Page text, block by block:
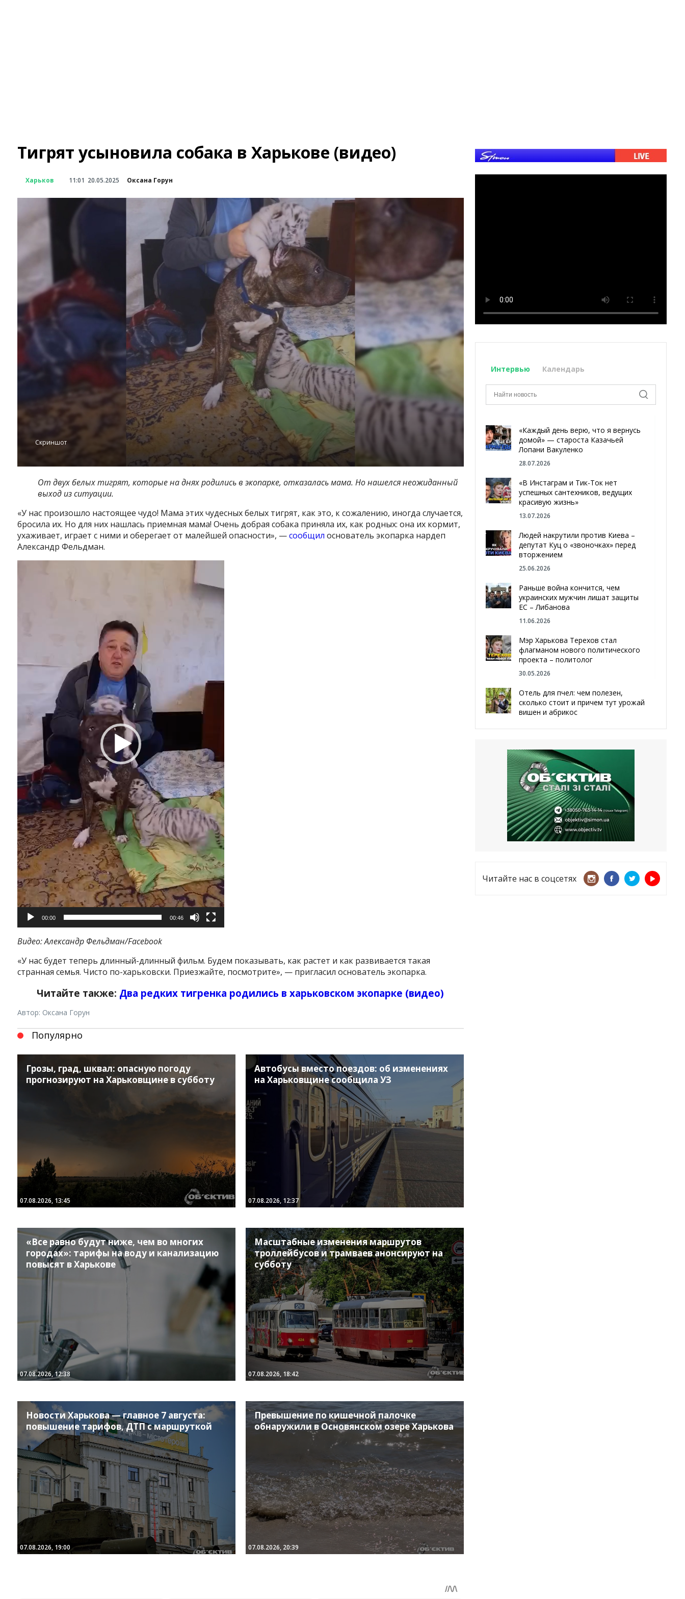
Тигрят усыновила собака в Харькове (видео)
Харьков 11:01 20.05.2025 Оксана Горун
Скриншот
От двух белых тигрят, которые на днях родились в экопарке, отказалась мама. Но нашелся неожиданный
выход из ситуации.
«У нас произошло настоящее чудо! Мама этих чудесных белых тигрят, как это, к сожалению, иногда случается,
бросила их. Но для них нашлась приемная мама! Очень добрая собака приняла их, как родных: она их кормит,
ухаживает, играет с ними и оберегает от малейшей опасности», —сообщил основатель экопарка нардеп
Александр Фельдман.
00:00 00:46
Видео: Александр Фельдман/Faсebook
«У нас будет теперь длинный-длинный фильм. Будем показывать, как растет и как развивается такая
странная семья. Чисто по-харьковски. Приезжайте, посмотрите», — пригласил основатель экопарка.
Читайте также: Два редких тигренка родились в харьковском экопарке (видео)
Автор: Оксана Горун
Популярно
Грозы, град, шквал: опасную погоду
прогнозируют на Харьковщине в субботу
07.08.2026, 13:45
Автобусы вместо поездов: об изменениях
на Харьковщине сообщила УЗ
07.08.2026, 12:37
«Все равно будут ниже, чем во многих
городах»: тарифы на воду и канализацию
повысят в Харькове
07.08.2026, 12:38
Масштабные изменения маршрутов
троллейбусов и трамваев анонсируют на
субботу
07.08.2026, 18:42
Новости Харькова — главное 7 августа:
повышение тарифов, ДТП с маршруткой
07.08.2026, 19:00
Превышение по кишечной палочке
обнаружили в Основянском озере Харькова
07.08.2026, 20:39
Интервью Календарь
«Каждый день верю, что я вернусь
домой» — староста Казачьей
Лопани Вакуленко
28.07.2026
«В Инстаграм и Тик-Ток нет
успешных сантехников, ведущих
красивую жизнь»
13.07.2026
Людей накрутили против Киева –
депутат Куц о «звоночках» перед
вторжением
25.06.2026
Раньше война кончится, чем
украинских мужчин лишат защиты
ЕС – Либанова
11.06.2026
Мэр Харькова Терехов стал
флагманом нового политического
проекта – политолог
30.05.2026
Отель для пчел: чем полезен,
сколько стоит и причем тут урожай
вишен и абрикос
Чугуева, города, который устоял,
несмотря ни на что
21.05.2026
«ТЦК нарушает закон? Пусть
платят!» Как благодаря штрафу
женщину сняли с учета
15.05.2026
Читайте нас в соцсетях
InstagramFacebook
TwitterYoutube